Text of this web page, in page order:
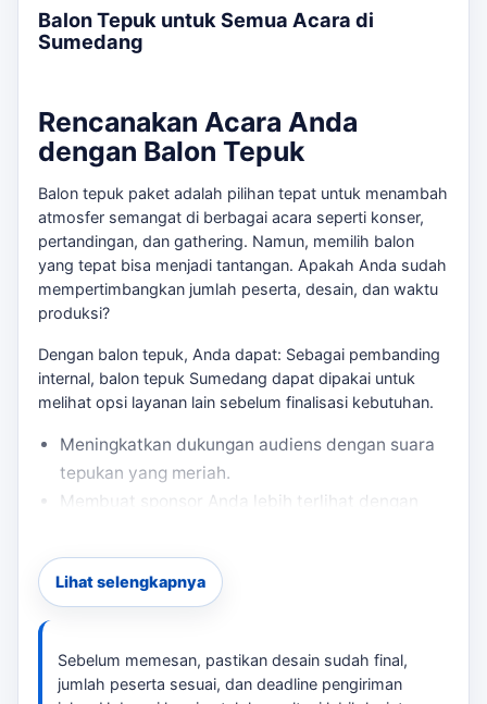
Balon Tepuk untuk Semua Acara di
Sumedang
Rencanakan Acara Anda
dengan Balon Tepuk
Balon tepuk paket adalah pilihan tepat untuk menambah
atmosfer semangat di berbagai acara seperti konser,
pertandingan, dan gathering. Namun, memilih balon
yang tepat bisa menjadi tantangan. Apakah Anda sudah
mempertimbangkan jumlah peserta, desain, dan waktu
produksi?
Dengan balon tepuk, Anda dapat: Sebagai pembanding
internal, balon tepuk Sumedang dapat dipakai untuk
melihat opsi layanan lain sebelum finalisasi kebutuhan.
Meningkatkan dukungan audiens dengan suara
tepukan yang meriah.
Membuat sponsor Anda lebih terlihat dengan
Menawarkan souvenir menarik bagi peserta.
Bagaimana Menghitung Kebutuhan Balon
Tepuk?
Untuk menentukan jumlah balon yang dibutuhkan, Anda
perlu mempertimbangkan: Jika kebutuhan berkembang
Lihat selengkapnya
Sebelum memesan, pastikan desain sudah final,
jumlah peserta sesuai, dan deadline pengiriman